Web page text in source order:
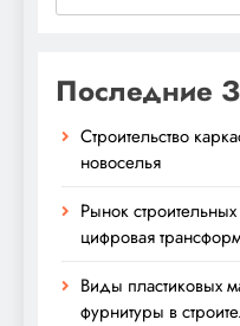
Последние
Строительство
новоселья
Рынок
цифровая
Виды пластиковых
фурнитуры в